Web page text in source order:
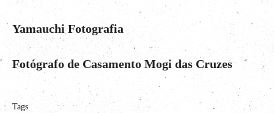
Yamauchi Fotografia
Fotógrafo de Casamento Mogi das Cruzes
Tags